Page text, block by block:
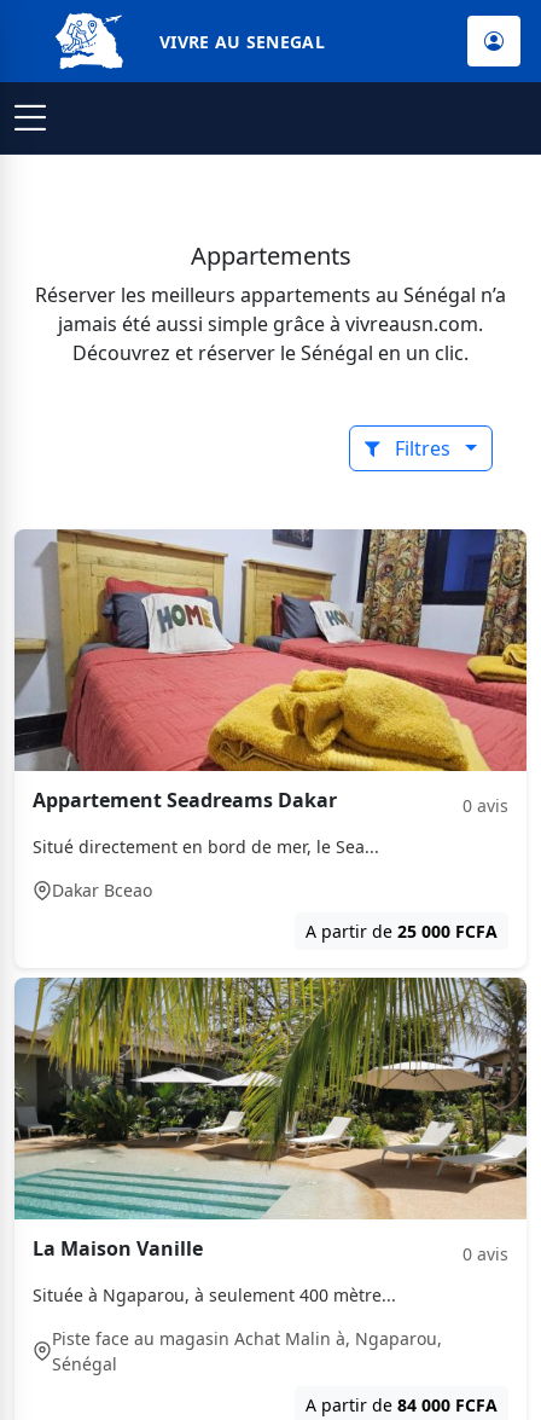
VIVRE AU SENEGAL
Appartements
Réserver les meilleurs appartements au Sénégal n’a
jamais été aussi simple grâce à vivreausn.com.
Découvrez et réserver le Sénégal en un clic.
Filtres
Appartement Seadreams Dakar
0 avis
Situé directement en bord de mer, le Sea...
Dakar Bceao
A partir de
25 000 FCFA
La Maison Vanille
0 avis
Située à Ngaparou, à seulement 400 mètre...
Piste face au magasin Achat Malin à, Ngaparou,
Sénégal
A partir de
84 000 FCFA